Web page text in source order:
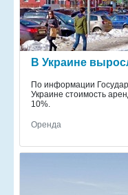
В Украине
По информации
Украине стоимость
10%.
Оренда